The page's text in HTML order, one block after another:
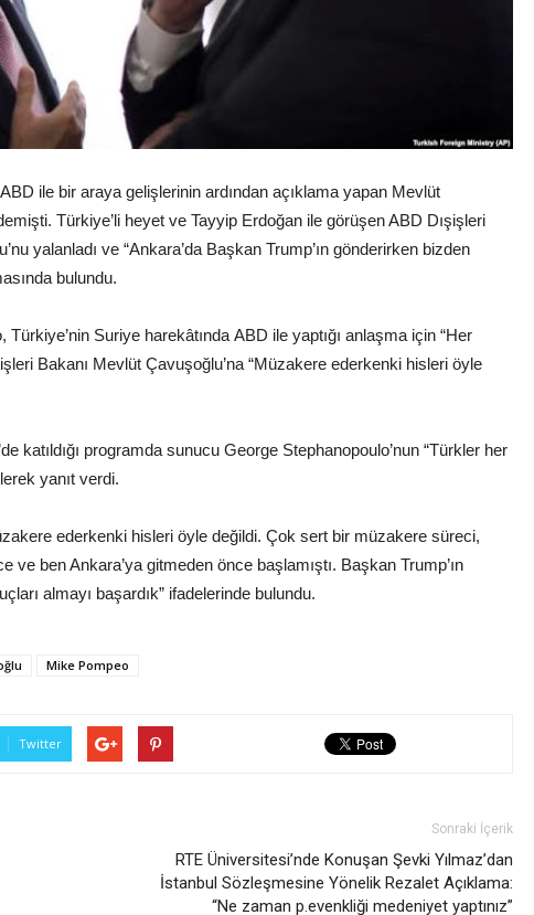
ile bir araya gelişlerinin ardından açıklama yapan Mevlüt
Türkiye’li heyet ve Tayyip Erdoğan ile görüşen ABD Dışişleri
yalanladı ve “Ankara’da Başkan Trump’ın gönderirken bizden
bulundu.
Suriye harekâtında ABD ile yaptığı anlaşma için “Her
Bakanı Mevlüt Çavuşoğlu’na “Müzakere ederkenki hisleri öyle
katıldığı programda sunucu George Stephanopoulo’nun “Türkler her
yanıt verdi.
ederkenki hisleri öyle değildi. Çok sert bir müzakere süreci,
ve ben Ankara’ya gitmeden önce başlamıştı. Başkan Trump’ın
almayı başardık” ifadelerinde bulundu.
Mike Pompeo
Twitter
Sonraki İçerik
RTE Üniversitesi’nde Konuşan Şevki Yılmaz’dan
İstanbul Sözleşmesine Yönelik Rezalet Açıklama:
“Ne zaman p.evenkliği medeniyet yaptınız”